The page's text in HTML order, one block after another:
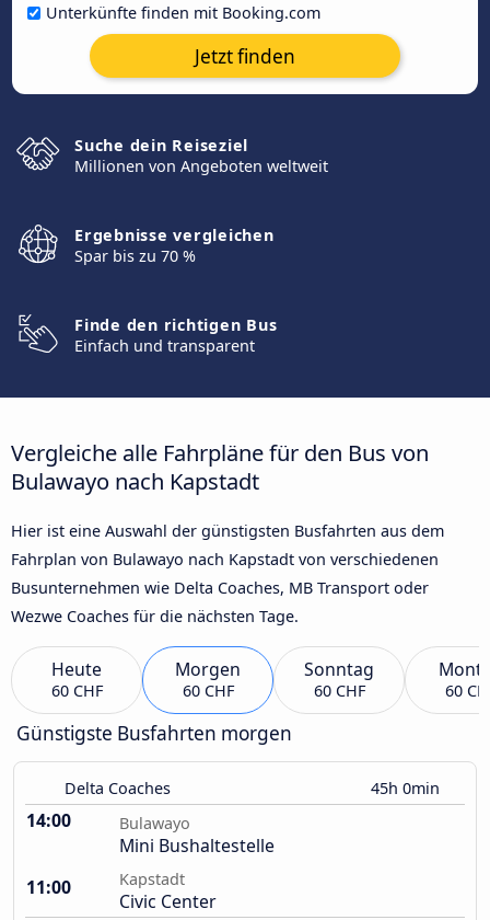
Unterkünfte finden mit Booking.com
Jetzt finden
Suche dein Reiseziel
Millionen von Angeboten weltweit
Ergebnisse vergleichen
Spar bis zu 70 %
Finde den richtigen Bus
Einfach und transparent
Vergleiche alle Fahrpläne für den Bus von
Bulawayo nach Kapstadt
Hier ist eine Auswahl der günstigsten Busfahrten aus dem
Fahrplan von Bulawayo nach Kapstadt von verschiedenen
Busunternehmen wie Delta Coaches, MB Transport oder
Wezwe Coaches für die nächsten Tage.
Heute
60 CHF
Morgen
60 CHF
Sonntag
60 CHF 60
Günstigste Busfahrten morgen
Delta Coaches 45h 0min
14:00 Bulawayo
Mini Bushaltestelle
11:00
Kapstadt
Civic Center